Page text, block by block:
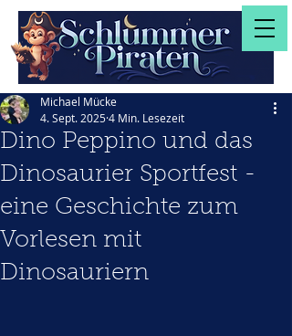
Dino Peppino und das
Dinosaurier Sportfest -
eine Geschichte zum
Vorlesen mit
Dinosauriern
Michael Mücke
4. Sept. 20254 Min. Lesezeit